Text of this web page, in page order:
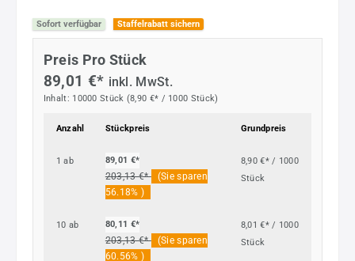
Sofort verfügbar Staffelrabatt sichern
Preis Pro Stück
89,01 €* inkl. MwSt.
Inhalt: 10000 Stück (8,90 €* / 1000 Stück)
Anzahl Stückpreis Grundpreis
1 ab 89,01 €*
203,13 €* (Sie sparen
56.18% )
8,90 €* / 1000
Stück
10 ab 80,11 €*
203,13 €* (Sie sparen
60.56% )
8,01 €* / 1000
Stück